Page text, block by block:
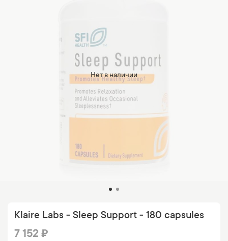
Нет в наличии
Klaire Labs - Sleep Support - 180 capsules
7 152 ₽